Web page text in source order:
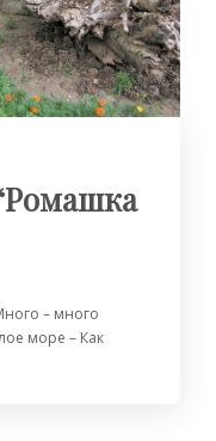
– много
море – Как